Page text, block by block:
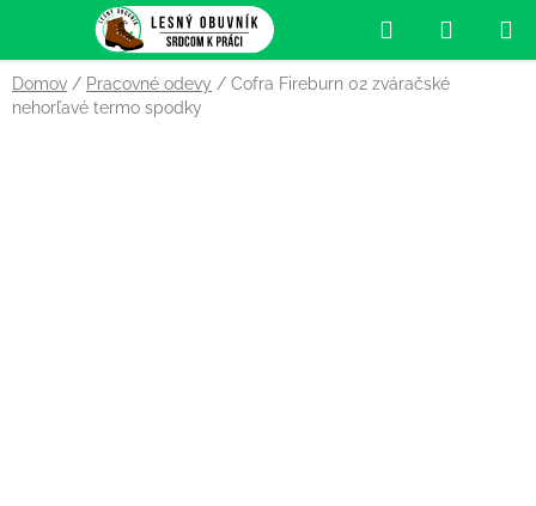
obsah
Hľadať
KOŠÍK
Domov / Pracovné odevy / Cofra Fireburn 02 zváračské
nehorľavé termo spodky